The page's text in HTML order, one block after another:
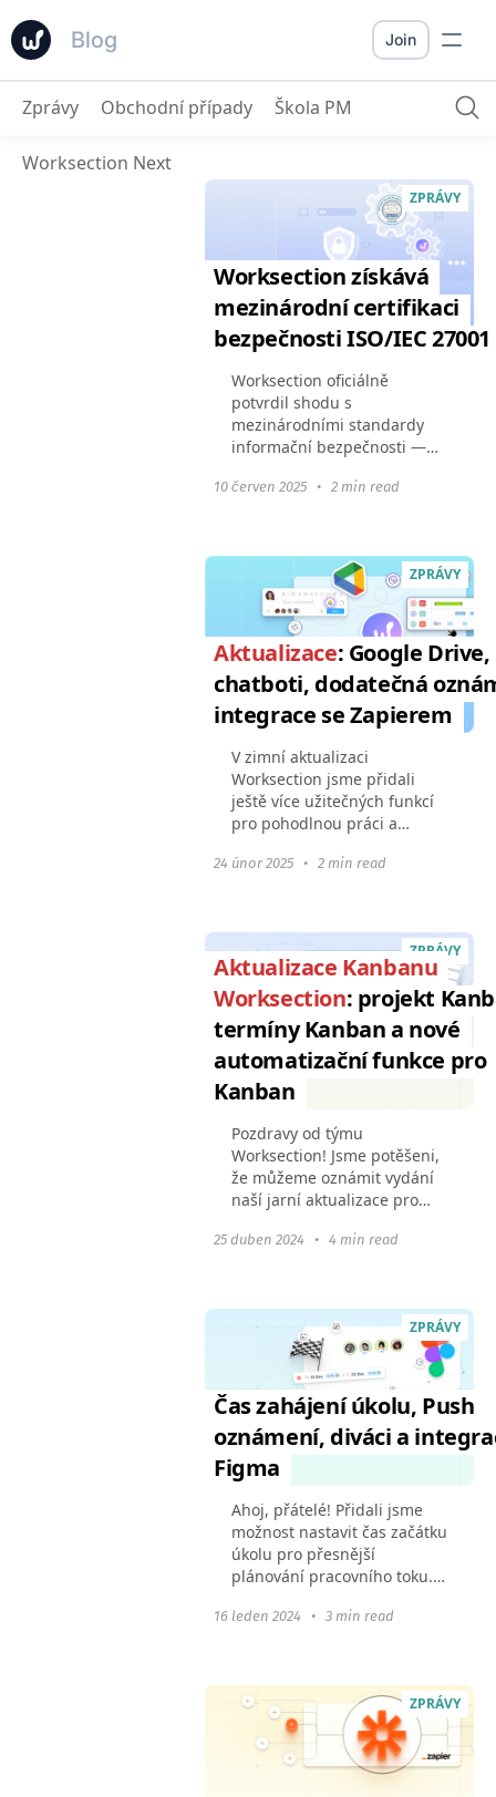
Blog Join
Zprávy Obchodní případy Škola PM
Worksection Next
ZPRÁVY
Worksection získává
mezinárodní certifikaci
bezpečnosti ISO/IEC 27001
Worksection oficiálně
potvrdil shodu s
mezinárodními standardy
informační bezpečnosti —
27001:2022 certifikát. To
globální požadavky...
10 červen 2025 • 2 min read
ZPRÁVY
Aktualizace: Google
chatboti, dodatečná
integrace se Zapierem
V zimní aktualizaci
Worksection jsme přidali
ještě více užitečných funkcí
pro pohodlnou práci a
s Google DriveZobrazení
24 únor 2025 • 2 min read
ZPRÁVY
Aktualizace Kanbanu
Worksection: projekt
termíny Kanban a nové
automatizační funkce pro
Kanban
Pozdravy od týmu
Worksection! Jsme potěšeni,
že můžeme oznámit vydání
naší jarní aktualizace pro
stávající funkce a přidali
procesům...
25 duben 2024 • 4 min read
ZPRÁVY
Čas zahájení úkolu, Push
oznámení, diváci a
Figma
Ahoj, přátelé! Přidali jsme
možnost nastavit čas začátku
úkolu pro přesnější
plánování pracovního toku.
událostí v reálném čase,
16 leden 2024 • 3 min read
ZPRÁVY